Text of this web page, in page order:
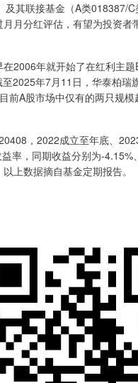
联接基金（A类018387/C
月分红评估，有望为投资
年就开始了在红利主题
2025年7月11日，华泰柏
前A股市场中仅有的两只规
，2022成立至年底、
率，同期收益分别为-
上数据摘自基金定期报告。